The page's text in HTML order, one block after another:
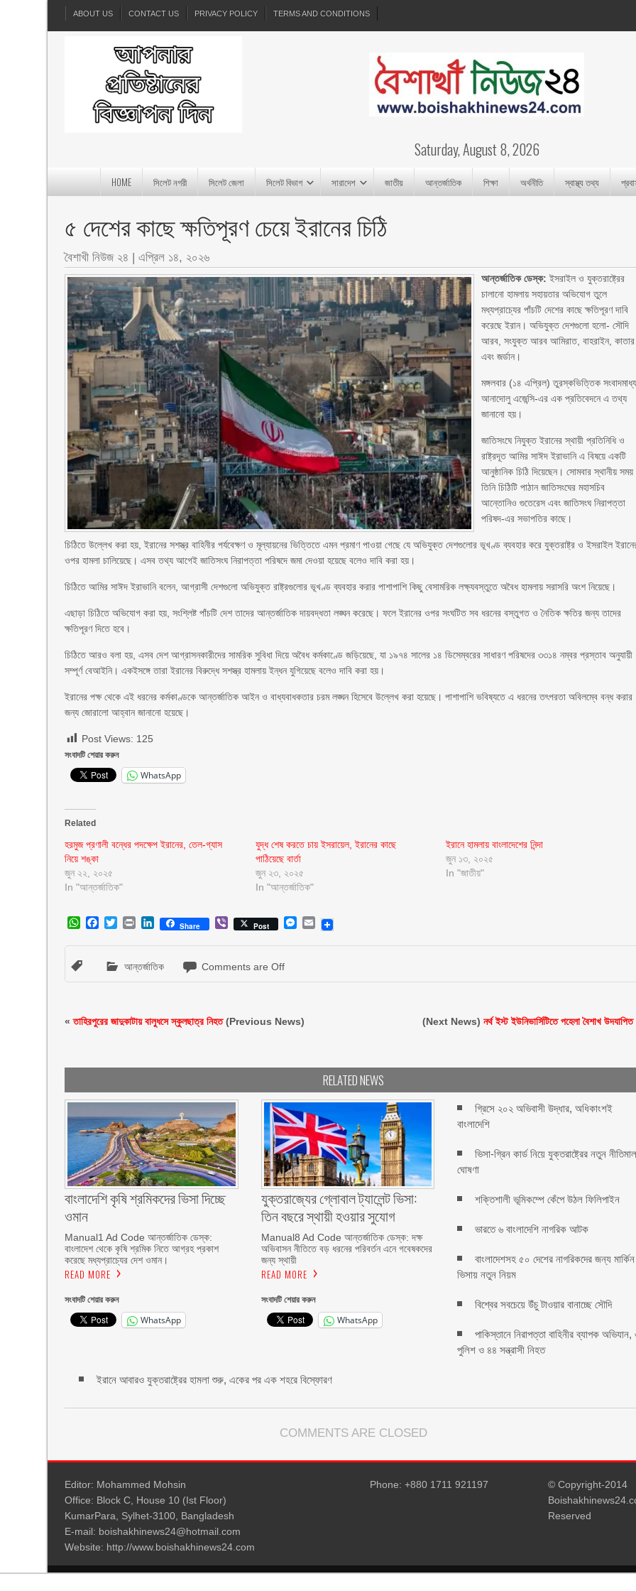
ABOUT US CONTACT US PRIVACY POLICY TERMS AND CONDITIONS
Saturday, August 8, 2026
HOME সিলেট নগরী সিলেট জেলা সিলেট বিভাগ সারাদেশ জাতীয় আন্তর্জাতিক শিক্ষা অর্থনীতি স্বাস্থ্য তথ্য
৫ দেশের কাছে ক্ষতিপূরণ চেয়ে ইরানের চিঠি
বৈশাখী নিউজ ২৪ |এপ্রিল ১৪, ২০২৬
আন্তর্জাতিক ডেস্ক: ইসরাইল ও যুক্তরাষ্ট্রের
চালানো হামলায় সহায়তার অভিযোগ তুলে
মধ্যপ্রাচ্যের পাঁচটি দেশের কাছে ক্ষতিপূরণ দাবি
করেছে ইরান। অভিযুক্ত দেশগুলো হলো- সৌদি
আরব, সংযুক্ত আরব আমিরাত, বাহরাইন, কাতার
এবং জর্ডান।
মঙ্গলবার (১৪ এপ্রিল) তুরস্কভিত্তিক
আনাদোলু এজেন্সি-এর এক প্রতিবেদনে এ তথ্য
জানানো হয়।
জাতিসংঘে নিযুক্ত ইরানের স্থায়ী প্রতিনিধি ও
রাষ্ট্রদূত আমির সাঈদ ইরাভানি এ বিষয়ে একটি
আনুষ্ঠানিক চিঠি দিয়েছেন। সোমবার স্থানীয় সময়
তিনি চিঠিটি পাঠান জাতিসংঘের মহাসচিব
আন্তোনিও গুতেরেস এবং জাতিসংঘ নিরাপত্তা
পরিষদ-এর সভাপতির কাছে।
চিঠিতে উল্লেখ করা হয়, ইরানের সশস্ত্র বাহিনীর পর্যবেক্ষণ ও মূল্যায়নের ভিত্তিতে এমন প্রমাণ পাওয়া গেছে যে অভিযুক্ত দেশগুলোর ভূখণ্ড ব্যবহার করে যুক্তরাষ্ট্র ও ইসরাইল
ওপর হামলা চালিয়েছে। এসব তথ্য আগেই জাতিসংঘ নিরাপত্তা পরিষদে জমা দেওয়া হয়েছে বলেও দাবি করা হয়।
চিঠিতে আমির সাঈদ ইরাভানি বলেন, আগ্রাসী দেশগুলো অভিযুক্ত রাষ্ট্রগুলোর ভূখণ্ড ব্যবহার করার পাশাপাশি কিছু বেসামরিক লক্ষ্যবস্তুতে অবৈধ হামলায় সরাসরি অংশ নিয়েছে।
এছাড়া চিঠিতে অভিযোগ করা হয়, সংশ্লিষ্ট পাঁচটি দেশ তাদের আন্তর্জাতিক দায়বদ্ধতা লঙ্ঘন করেছে। ফলে ইরানের ওপর সংঘটিত সব ধরনের বস্তুগত ও নৈতিক ক্ষতির জন্য তাদের
ক্ষতিপূরণ দিতে হবে।
চিঠিতে আরও বলা হয়, এসব দেশ আগ্রাসনকারীদের সামরিক সুবিধা দিয়ে অবৈধ কর্মকাণ্ডে জড়িয়েছে, যা ১৯৭৪ সালের ১৪ ডিসেম্বরের সাধারণ পরিষদের ৩৩১৪ নম্বর প্রস্তাব অনুযায়ী
সম্পূর্ণ বেআইনি। একইসঙ্গে তারা ইরানের বিরুদ্ধে সশস্ত্র হামলায় ইন্ধন যুগিয়েছে বলেও দাবি করা হয়।
ইরানের পক্ষ থেকে এই ধরনের কর্মকাণ্ডকে আন্তর্জাতিক আইন ও বাধ্যবাধকতার চরম লঙ্ঘন হিসেবে উল্লেখ করা হয়েছে। পাশাপাশি ভবিষ্যতে এ ধরনের তৎপরতা অবিলম্বে বন্ধ করার
জন্য জোরালো আহ্বান জানানো হয়েছে।
Post Views: 125
সংবাদটি শেয়ার করুন
WhatsApp
Related
হরমুজ প্রণালী বন্ধের পদক্ষেপ ইরানের, তেল-গ্যাস
নিয়ে শঙ্কা
জুন ২২, ২০২৫
In "আন্তর্জাতিক"
যুদ্ধ শেষ করতে চায় ইসরায়েল, ইরানের কাছে
পাঠিয়েছে বার্তা
জুন ২৩, ২০২৫
In "আন্তর্জাতিক"
ইরানে হামলায় বাংলাদেশের নিন্দা
জুন ১৩, ২০২৫
In "জাতীয়"
WhatsApp
Facebook
Twitter
Print LinkedIn
Share ViberPost Messenger
Email
আন্তর্জাতিক Comments are Off
«তাহিরপুরের জাদুকাটায় বালুধসে স্কুলছাত্র নিহত(Previous News) (Next News)নর্থ ইস্ট ইউনিভার্সিটিতে পহেলা বৈশাখ উদযাপিত
RELATED NEWS
বাংলাদেশি কৃষি শ্রমিকদের ভিসা দিচ্ছে
ওমান
Manual1 Ad Code আন্তর্জাতিক ডেস্ক:
বাংলাদেশ থেকে কৃষি শ্রমিক নিতে আগ্রহ প্রকাশ
করেছে মধ্যপ্রাচ্যের দেশ ওমান।
READ MORE
সংবাদটি শেয়ার করুন
WhatsApp
যুক্তরাজ্যের গ্লোবাল ট্যালেন্ট ভিসা:
তিন বছরে স্থায়ী হওয়ার সুযোগ
Manual8 Ad Code আন্তর্জাতিক ডেস্ক: দক্ষ
অভিবাসন নীতিতে বড় ধরনের পরিবর্তন এনে গবেষকদের
জন্য স্থায়ী
READ MORE
সংবাদটি শেয়ার করুন
WhatsApp
গ্রিসে ২০২ অভিবাসী উদ্ধার, অধিকাংশই
বাংলাদেশি
ভিসা-গ্রিন কার্ড নিয়ে যুক্তরাষ্ট্রের নতুন
ঘোষণা
শক্তিশালী ভূমিকম্পে কেঁপে উঠল ফিলিপাইন
ভারতে ৬ বাংলাদেশি নাগরিক আটক
বাংলাদেশসহ ৫০ দেশের নাগরিকদের জন্য মার্কিন
ভিসায় নতুন নিয়ম
বিশ্বের সবচেয়ে উঁচু টাওয়ার বানাচ্ছে সৌদি
পাকিস্তানে নিরাপত্তা বাহিনীর ব্যাপক অভিযান,
পুলিশ ও ৪৪ সন্ত্রাসী নিহত
ইরানে আবারও যুক্তরাষ্ট্রের হামলা শুরু, একের পর এক শহরে বিস্ফোরণ
COMMENTS ARE CLOSED
Editor: Mohammed Mohsin
Office: Block C, House 10 (Ist Floor)
KumarPara, Sylhet-3100, Bangladesh
E-mail: boishakhinews24@hotmail.com
Website: http://www.boishakhinews24.com
Phone: +880 1711 921197
© Copyright-2014
Reserved